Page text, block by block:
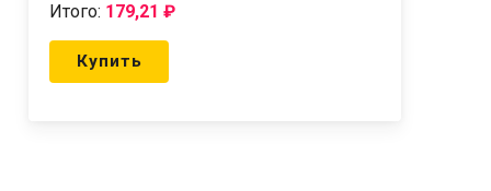
Итого: 179,21₽
Купить